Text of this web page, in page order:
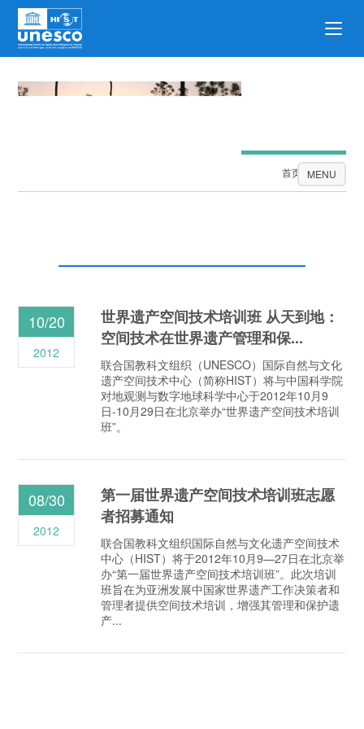
首页 公告栏
MENU
世界遗产空间技术培训班 从天到地：
空间技术在世界遗产管理和保...
联合国教科文组织（UNESCO）国际自然与文化
遗产空间技术中心（简称HIST）将与中国科学院
对地观测与数字地球科学中心于2012年10月9
日-10月29日在北京举办“世界遗产空间技术培训
班”。
10/20
2012
第一届世界遗产空间技术培训班志愿
者招募通知
联合国教科文组织国际自然与文化遗产空间技术
中心（HIST）将于2012年10月9—27日在北京举
办“第一届世界遗产空间技术培训班”。此次培训
班旨在为亚洲发展中国家世界遗产工作决策者和
管理者提供空间技术培训，增强其管理和保护遗
产...
08/30
2012